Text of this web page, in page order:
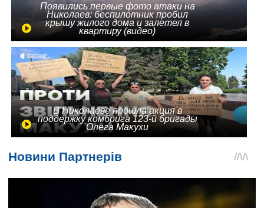
Появились первые фото атаки на
Николаев: беспилотник пробил
крышу жилого дома и залетел в
квартиру (видео)
В Николаеве прошла акция в
поддержку комбрига 123-й бригады
Олега Макухи